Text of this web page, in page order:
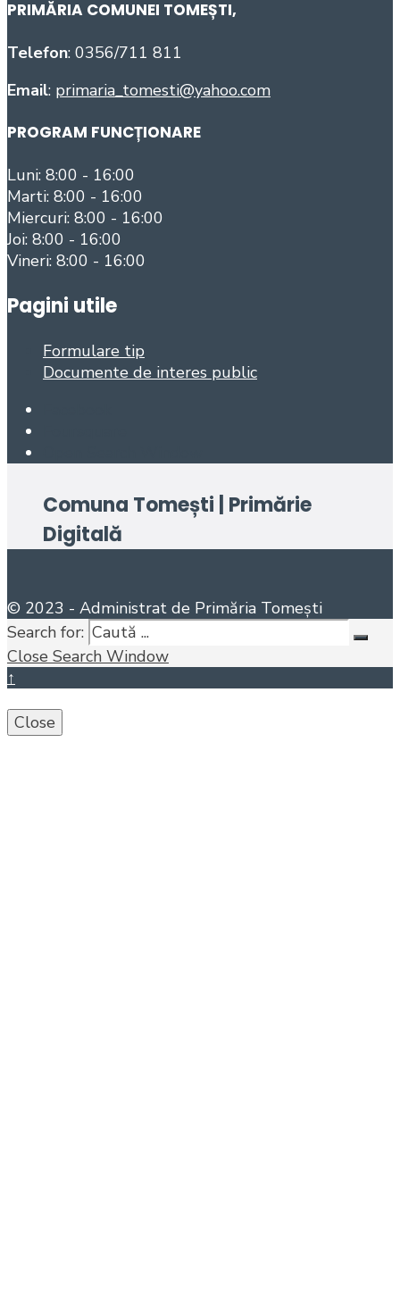
PRIMĂRIA COMUNEI TOMEȘTI,
Telefon: 0356/711 811
Email: primaria_tomesti@yahoo.com
PROGRAM FUNCȚIONARE
Luni: 8:00 - 16:00
Marti: 8:00 - 16:00
Miercuri: 8:00 - 16:00
Joi: 8:00 - 16:00
Vineri: 8:00 - 16:00
Pagini utile
Formulare tip
Documente de interes public
Comuna Tomești | Primărie
Digitală
© 2023 - Administrat de Primăria Tomești
Search for:
Close Search Window
↑
Close